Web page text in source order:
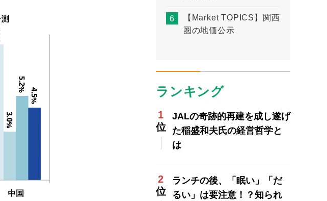
【Market TOPICS】関西
圏の地価公示
ランキング
JALの奇跡的再建を成し遂げ
た稲盛和夫氏の経営哲学と
は
ランチの後、「眠い」「だ
るい」は要注意！？知られ